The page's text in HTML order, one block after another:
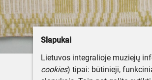
Slapukai
Lietuvos integralioje muziejų
cookies) tipai: būtinieji,